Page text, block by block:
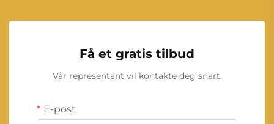
Få et gratis tilbud
Vår representant vil kontakte deg snart.
E-post